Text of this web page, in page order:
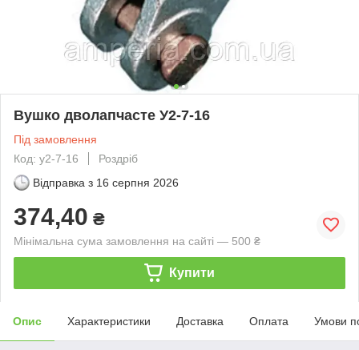
Вушко дволапчасте У2-7-16
Під замовлення
Код: у2-7-16
Роздріб
Відправка з 16 серпня 2026
374,40 ₴
Мінімальна сума замовлення на сайті — 500 ₴
Купити
Опис Характеристики Доставка Оплата Умови